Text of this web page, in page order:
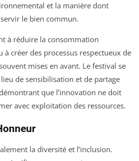
et la manière dont
le bien commun.
à réduire la consommation
à créer des processus respectueux de
mises en avant. Le festival se
de sensibilisation et de partage
que l’innovation ne doit
avec exploitation des ressources.
la diversité et l’inclusion.